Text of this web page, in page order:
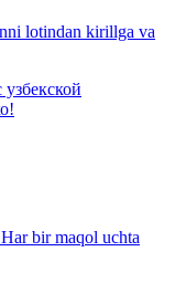
lotindan kirillga va
bir maqol uchta